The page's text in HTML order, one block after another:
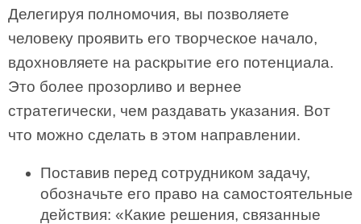
Делегируя полномочия, вы позволяете
человеку проявить его творческое начало,
вдохновляете на раскрытие его потенциала.
Это более прозорливо и вернее
стратегически, чем раздавать указания. Вот
что можно сделать в этом направлении.
Поставив перед сотрудником задачу,
обозначьте его право на самостоятельные
действия: «Какие решения, связанные